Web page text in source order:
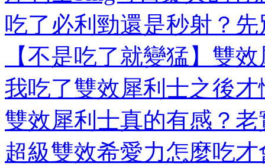
吃了必利勁還是秒射？
【不是吃了就變猛】雙
我吃了雙效犀利士之後
雙效犀利士真的有感？
超級雙效希愛力怎麼吃